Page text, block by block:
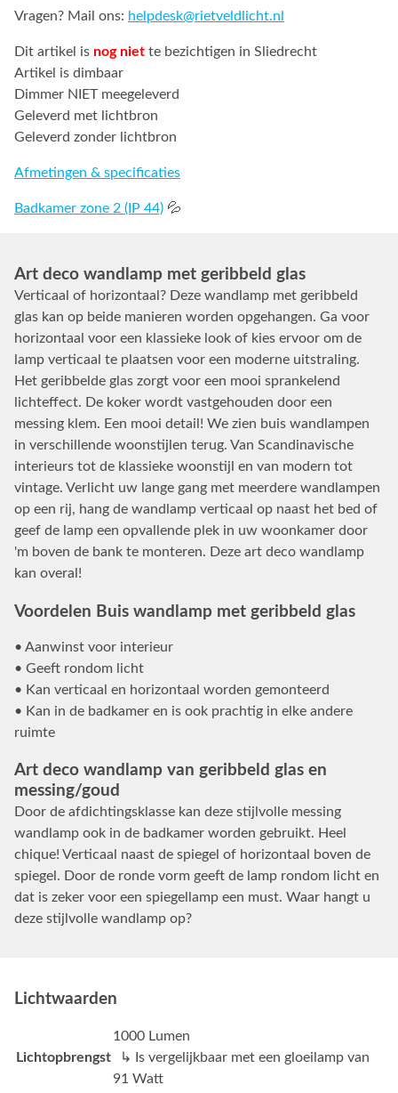
Vragen? Mail ons: helpdesk@rietveldlicht.nl
Dit artikel is nog niet te bezichtigen in Sliedrecht
Artikel is dimbaar
Dimmer NIET meegeleverd
Geleverd met lichtbron
Geleverd zonder lichtbron
Afmetingen & specificaties
Badkamer zone 2 (IP 44) 💦
Art deco wandlamp met geribbeld glas
Verticaal of horizontaal? Deze wandlamp met geribbeld
glas kan op beide manieren worden opgehangen. Ga voor
horizontaal voor een klassieke look of kies ervoor om de
lamp verticaal te plaatsen voor een moderne uitstraling.
Het geribbelde glas zorgt voor een mooi sprankelend
lichteffect. De koker wordt vastgehouden door een
messing klem. Een mooi detail! We zien buis wandlampen
in verschillende woonstijlen terug. Van Scandinavische
interieurs tot de klassieke woonstijl en van modern tot
vintage. Verlicht uw lange gang met meerdere wandlampen
op een rij, hang de wandlamp verticaal op naast het bed of
geef de lamp een opvallende plek in uw woonkamer door
'm boven de bank te monteren. Deze art deco wandlamp
kan overal!
Voordelen Buis wandlamp met geribbeld glas
• Aanwinst voor interieur
• Geeft rondom licht
• Kan verticaal en horizontaal worden gemonteerd
• Kan in de badkamer en is ook prachtig in elke andere
ruimte
Art deco wandlamp van geribbeld glas en
messing/goud
Door de afdichtingsklasse kan deze stijlvolle messing
wandlamp ook in de badkamer worden gebruikt. Heel
chique! Verticaal naast de spiegel of horizontaal boven de
spiegel. Door de ronde vorm geeft de lamp rondom licht en
dat is zeker voor een spiegellamp een must. Waar hangt u
deze stijlvolle wandlamp op?
Lichtwaarden
Lichtopbrengst
1000 Lumen
↳ Is vergelijkbaar met een gloeilamp van
91 Watt